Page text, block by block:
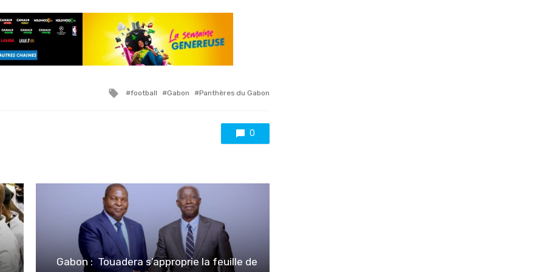
Tagged
football Gabon Panthères du Gabon
0
Gabon : Touadera s’approprie la feuille de